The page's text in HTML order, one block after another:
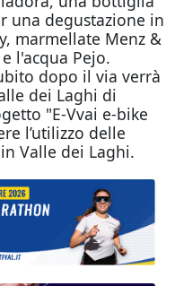
una degustazione in
marmellate Menz &
l'acqua Pejo.
dopo il via verrà
dei Laghi di
"E-Vvai e-bike
l’utilizzo delle
Valle dei Laghi.